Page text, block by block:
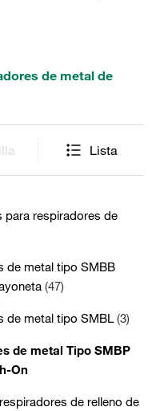
de metal de
Lista
para respiradores de
de metal tipo SMBB
(47)
de metal tipo SMBL (3)
de metal Tipo SMBP
On
de relleno de